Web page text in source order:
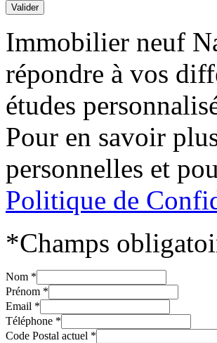
Valider
Immobilier neuf
répondre à vos
études
Pour en savoir
personnelles et
Politique de
*Champs
Nom *
Prénom *
Email *
Téléphone *
Code Postal actuel *